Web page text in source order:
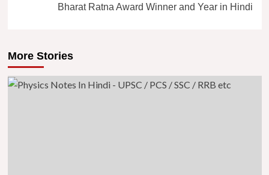
Bharat Ratna Award Winner and Year in Hindi
More Stories